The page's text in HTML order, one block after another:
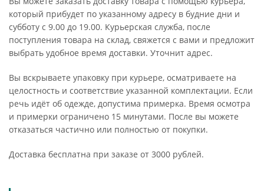
который прибудет по указанному адресу в будние дни и
субботу с 9.00 до 19.00. Курьерская служба, после
поступления товара на склад, свяжется с вами и предложит
выбрать удобное время доставки. Уточнит адрес.
Вы вскрываете упаковку при курьере, осматриваете на
целостность и соответствие указанной комплектации. Если
речь идёт об одежде, допустима примерка. Время осмотра
и примерки ограничено 15 минутами. После вы можете
отказаться частично или полностью от покупки.
Доставка бесплатна при заказе от 3000 рублей.